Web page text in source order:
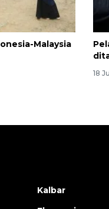
Malaysia
18
Kalbar